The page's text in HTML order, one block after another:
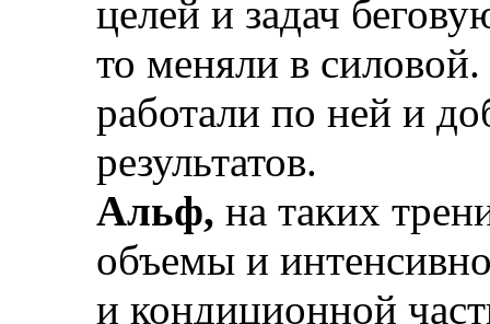
целей и задач
то меняли в
работали по ней и
результатов.
Альф, на таких
объемы и
и кондиционной